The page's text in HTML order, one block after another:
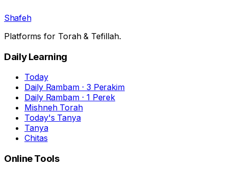
Shafeh
Platforms for Torah & Tefillah.
Daily Learning
Today
Daily Rambam · 3 Perakim
Daily Rambam · 1 Perek
Mishneh Torah
Today's Tanya
Tanya
Chitas
Online Tools